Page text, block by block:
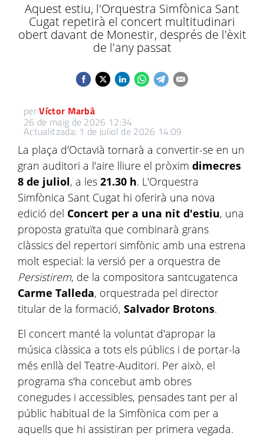
Aquest estiu, l'Orquestra Simfònica Sant
Cugat repetirà el concert multitudinari
obert davant de Monestir, després de l'èxit
de l'any passat
perVíctor Marbà
26 de maig de 2026 12:34
Actualitzada: 1 de juliol de 2026 14:09
La plaça d'Octavià tornarà a convertir-se en un
gran auditori a l'aire lliure el pròxim dimecres
8 de juliol, a les 21.30 h. L'Orquestra
Simfònica Sant Cugat hi oferirà una nova
edició del Concert per a una nit d'estiu, una
proposta gratuïta que combinarà grans
clàssics del repertori simfònic amb una estrena
molt especial: la versió per a orquestra de
Persistirem, de la compositora santcugatenca
Carme Talleda, orquestrada pel director
titular de la formació, Salvador Brotons.
El concert manté la voluntat d'apropar la
música clàssica a tots els públics i de portar-la
més enllà del Teatre-Auditori. Per això, el
programa s'ha concebut amb obres
conegudes i accessibles, pensades tant per al
públic habitual de la Simfònica com per a
aquells que hi assistiran per primera vegada.